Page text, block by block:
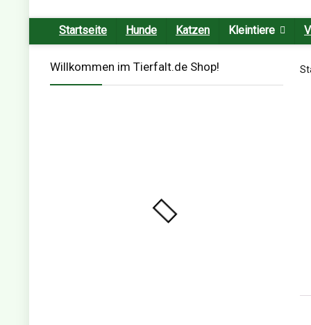
Startseite Hunde Katzen Kleintiere
Willkommen im Tierfalt.de Shop!